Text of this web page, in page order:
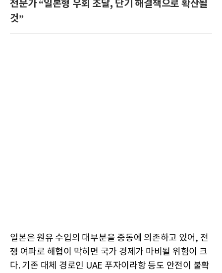
전문가 “일본형 우회 조달, 단기 해결책으로 확산될
것”
일본은 원유 수입의 대부분을 중동에 의존하고 있어, 전
쟁 여파로 해협이 막히면 국가 경제가 마비될 위험이 크
다. 기존 대체 경로인 UAE 푸자이라항 등도 안전이 불확